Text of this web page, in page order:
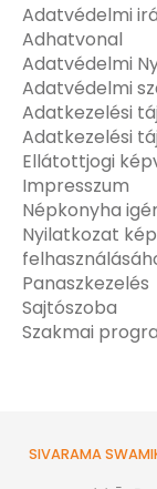
Adatvédelmi
Adhatvonal
Adatvédelmi
Adatvédelmi
Adatkezelési
Adatkezelési
Ellátottjogi
Impresszum
Népkonyha
Nyilatkozat
Panaszkezelés
Sajtószoba
Szakmai
SIVARAMA SWAMI